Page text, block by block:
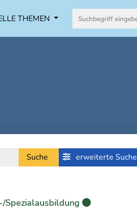
THEMEN
Suche erweiterte Suche
Spezialausbildung